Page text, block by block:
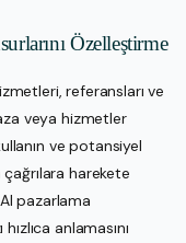
Özelleştirme
referansları ve
veya hizmetler
ve potansiyel
harekete
pazarlama
anlamasını